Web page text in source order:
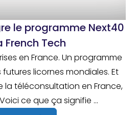
le programme Next40
French Tech
en France. Un programme
licornes mondiales. Et
la téléconsultation en France,
ce que ça signifie ...